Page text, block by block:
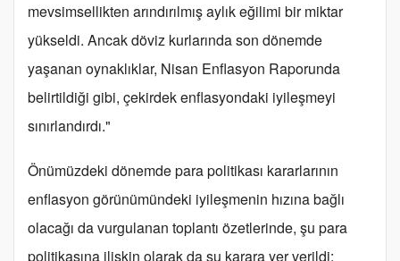
mevsimsellikten arındırılmış aylık eğilimi bir miktar
yükseldi. Ancak döviz kurlarında son dönemde
yaşanan oynaklıklar, Nisan Enflasyon Raporunda
belirtildiği gibi, çekirdek enflasyondaki iyileşmeyi
sınırlandırdı."
Önümüzdeki dönemde para politikası kararlarının
enflasyon görünümündeki iyileşmenin hızına bağlı
olacağı da vurgulanan toplantı özetlerinde, şu para
politikasına ilişkin olarak da şu karara yer verildi: